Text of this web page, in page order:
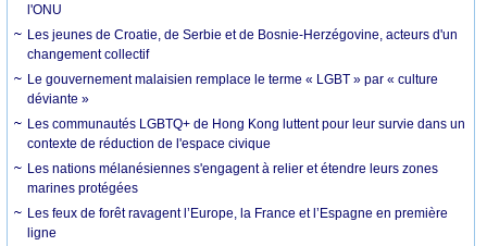
l'ONU
Les jeunes de Croatie, de Serbie et de Bosnie-Herzégovine, acteurs d'un
changement collectif
Le gouvernement malaisien remplace le terme « LGBT » par « culture
déviante »
Les communautés LGBTQ+ de Hong Kong luttent pour leur survie dans un
contexte de réduction de l'espace civique
Les nations mélanésiennes s'engagent à relier et étendre leurs zones
marines protégées
Les feux de forêt ravagent l’Europe, la France et l’Espagne en première
ligne